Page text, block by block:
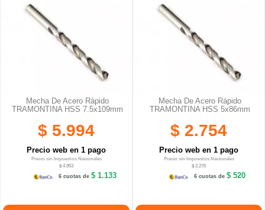
Mecha De Acero Rápido
TRAMONTINA HSS 7.5x109mm
$ 5.994
Precio web en 1 pago
Precio sin Impuestos Nacionales
$ 4.953
6 cuotas de $ 1.133
Mecha De Acero Rápido
TRAMONTINA HSS 5x86mm
$ 2.754
Precio web en 1 pago
Precio sin Impuestos Nacionales
$ 2.276
6 cuotas de$ 520